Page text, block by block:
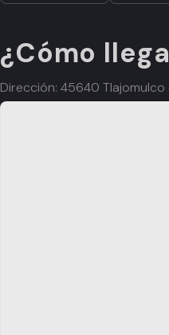
¿Cómo
Dirección: 45640 Tlajomulco